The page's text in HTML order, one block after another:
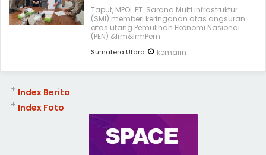
Taput, MPOL PT. Sarana Multi Infrastruktur
(SMI) memberi keringanan atas angsuran
atas utang Pemulihan Ekonomi Nasional
(PEN) &lrm&lrmPem
Sumatera Utara kemarin
Index Berita
+
Index Foto
+